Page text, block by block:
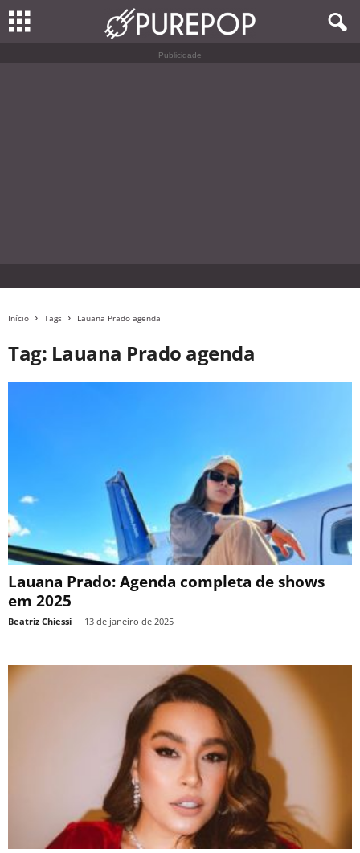
Publicidade
Início Tags Lauana Prado agenda
Tag: Lauana Prado agenda
Lauana Prado: Agenda completa de shows
em 2025
Beatriz Chiessi - 13 de janeiro de 2025